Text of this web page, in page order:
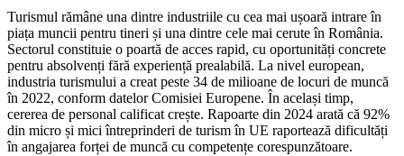
Turismul rămâne una dintre industriile cu cea mai ușoară intrare în
piața muncii pentru tineri și una dintre cele mai cerute în România.
Sectorul constituie o poartă de acces rapid, cu oportunități concrete
pentru absolvenți fără experiență prealabilă. La nivel european,
industria turismului a creat peste 34 de milioane de locuri de muncă
în 2022, conform datelor Comisiei Europene. În același timp,
cererea de personal calificat crește. Rapoarte din 2024 arată că 92%
din micro și mici întreprinderi de turism în UE raportează dificultăți
în angajarea forței de muncă cu competențe corespunzătoare.